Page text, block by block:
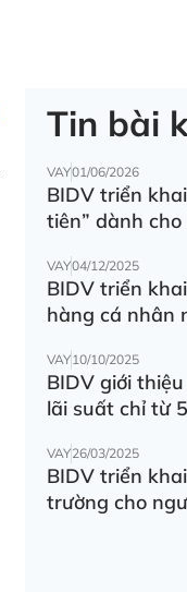
Tin bài
VAY01/06/2026
BIDV triển
tiên” dành
VAY04/12/2025
BIDV triển
hàng cá nhân
VAY10/10/2025
BIDV giới
lãi suất chỉ từ
VAY26/03/2025
BIDV triển
trường cho